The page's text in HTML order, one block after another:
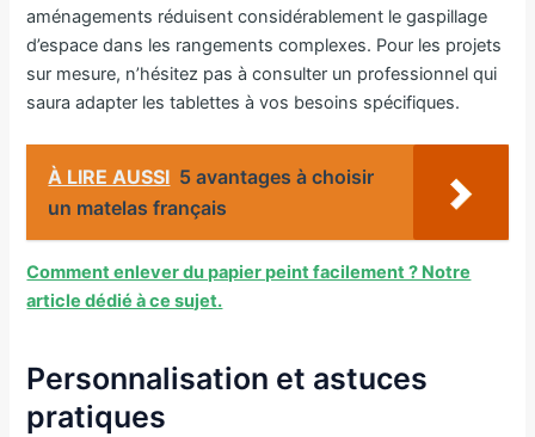
aménagements réduisent considérablement le gaspillage
d’espace dans les rangements complexes. Pour les projets
sur mesure, n’hésitez pas à consulter un professionnel qui
saura adapter les tablettes à vos besoins spécifiques.
À LIRE AUSSI 5 avantages à choisir
un matelas français
Comment enlever du papier peint facilement ? Notre
article dédié à ce sujet.
Personnalisation et astuces
pratiques